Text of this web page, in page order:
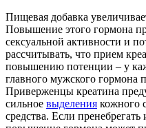
Пищевая добавка
Повышение этого гормона
сексуальной активности и
рассчитывать, что прием
повышению потенции – у
главного мужского гормона
Приверженцы креатина
сильное выделения кожного
средства. Если